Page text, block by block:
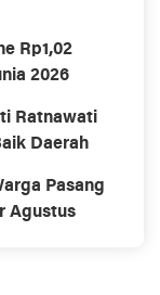
Rp1,02
2026
Ratnawati
Daerah
Pasang
Agustus